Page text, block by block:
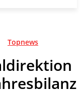
Topnews